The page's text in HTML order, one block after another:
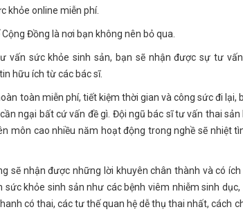
khỏe online miễn phí.
Đồng là nơi bạn không nên bỏ qua.
vấn sức khỏe sinh sản, bạn sẽ nhận được sự tư
hữu ích từ các bác sĩ.
toàn miễn phí, tiết kiệm thời gian và công sức đi lại,
ngại bất cứ vấn đề gì. Đội ngũ bác sĩ tư vấn thai
môn cao nhiều năm hoạt động trong nghề sẽ nhiệt
sẽ nhận được những lời khuyên chân thành và có
sức khỏe sinh sản như các bệnh viêm nhiễm sinh
có thai, các tư thế quan hệ dễ thụ thai nhất, cách